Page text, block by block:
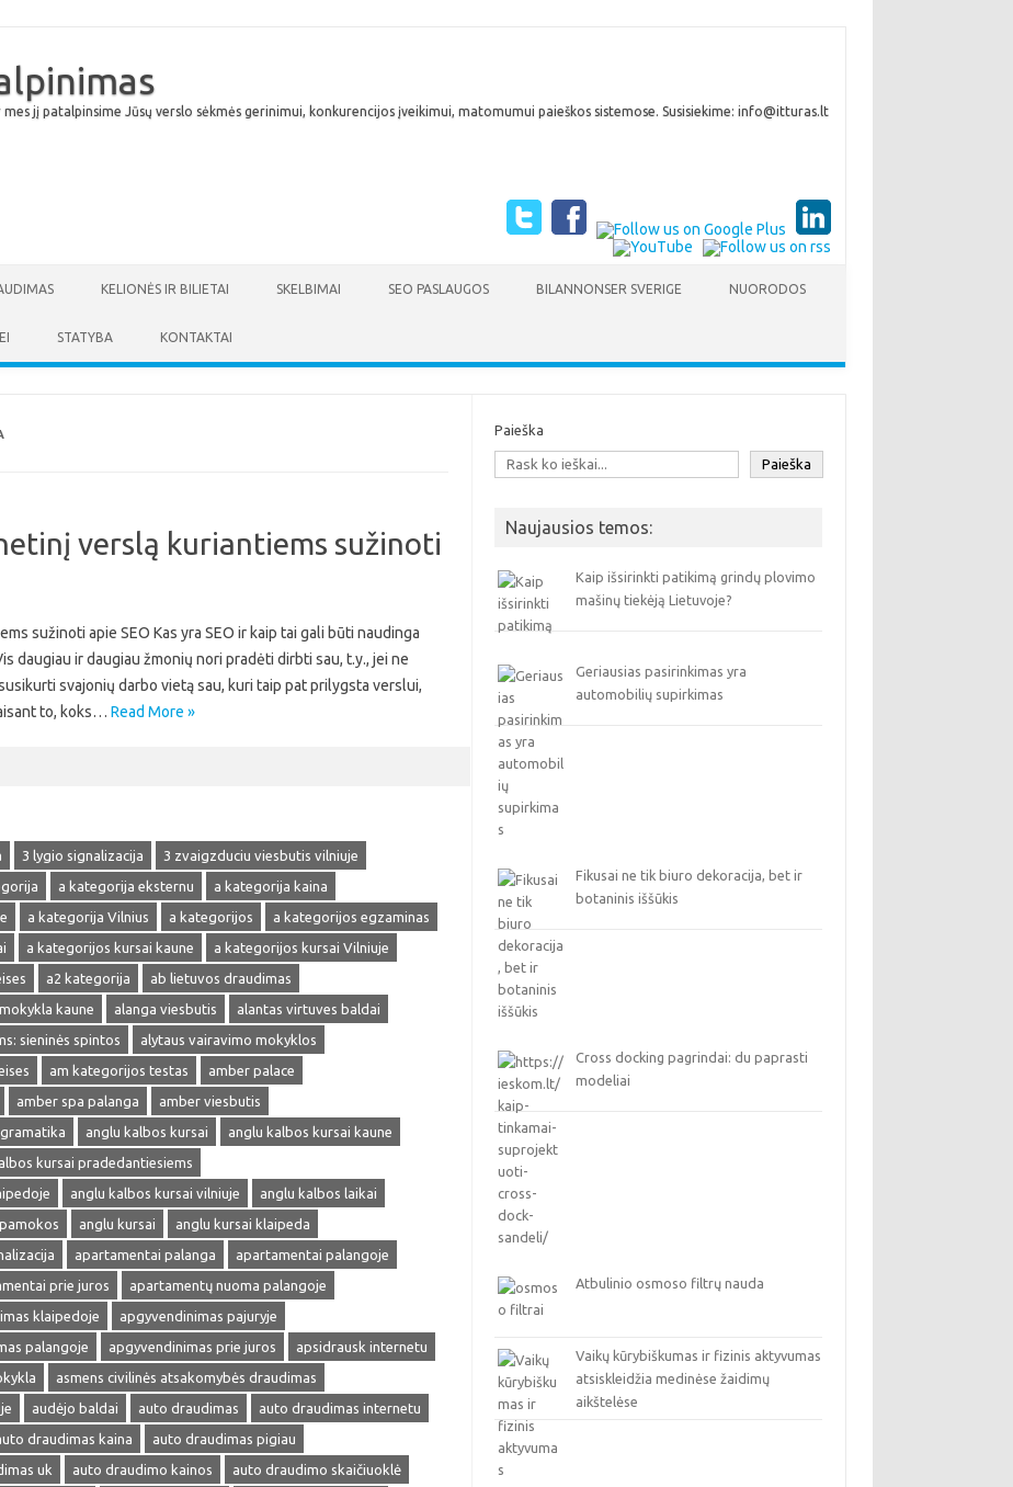
jį patalpinsime Jūsų verslo sėkmės gerinimui, konkurencijos įveikimui, matomumui paieškos sistemose. Susisiekime: info@itturas.lt
KELIONĖS IR BILIETAI SKELBIMAI SEO PASLAUGOS BILANNONSER SVERIGE NUORODOS
STATYBA KONTAKTAI
verslą kuriantiems sužinoti
sužinoti apie SEO Kas yra SEO ir kaip tai gali būti naudinga
daugiau ir daugiau žmonių nori pradėti dirbti sau, t.y., jei ne
svajonių darbo vietą sau, kuri taip pat prilygsta verslui,
to, koks… Read More »
3 lygio signalizacija
3 zvaigzduciu viesbutis vilniuje
a kategorija eksternu
a kategorija kaina
a kategorija Vilnius a kategorijos
a kategorijos egzaminas
a kategorijos kursai kaune
a kategorijos kursai Vilniuje
a2 kategorija
ab lietuvos draudimas
kaune alanga viesbutis
alantas virtuves baldai
sieninės spintos
alytaus vairavimo mokyklos
am kategorijos testas
amber palace
amber spa palanga
amber viesbutis
anglu kalbos kursai
anglu kalbos kursai kaune
kursai pradedantiesiems
anglu kalbos kursai vilniuje
anglu kalbos laikai
anglu kursai
anglu kursai klaipeda
apartamentai palanga
apartamentai palangoje
prie juros
apartamentų nuoma palangoje
klaipedoje
apgyvendinimas pajuryje
palangoje apgyvendinimas prie juros
apsidrausk internetu
asmens civilinės atsakomybės draudimas
audėjo baldai auto draudimas
auto draudimas internetu
draudimas kaina
auto draudimas pigiau
uk auto draudimo kainos
auto draudimo skaičiuoklė
Paieška
Paieška
Naujausios temos:
Kaip išsirinkti patikimą grindų plovimo
mašinų tiekėją Lietuvoje?
Geriausias pasirinkimas yra
automobilių supirkimas
Fikusai ne tik biuro dekoracija, bet ir
botaninis iššūkis
Cross docking pagrindai: du paprasti
modeliai
Atbulinio osmoso filtrų nauda
Vaikų kūrybiškumas ir fizinis aktyvumas
atsiskleidžia medinėse žaidimų
aikštelėse